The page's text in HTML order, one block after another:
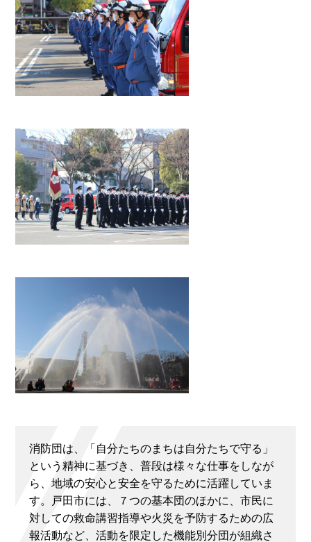
消防団は、「自分たちのまちは自分たちで守る」
という精神に基づき、普段は様々な仕事をしなが
ら、地域の安心と安全を守るために活躍していま
す。戸田市には、７つの基本団のほかに、市民に
対しての救命講習指導や火災を予防するための広
報活動など、活動を限定した機能別分団が組織さ